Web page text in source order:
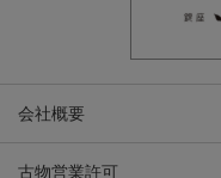
会社概要
古物営業許可